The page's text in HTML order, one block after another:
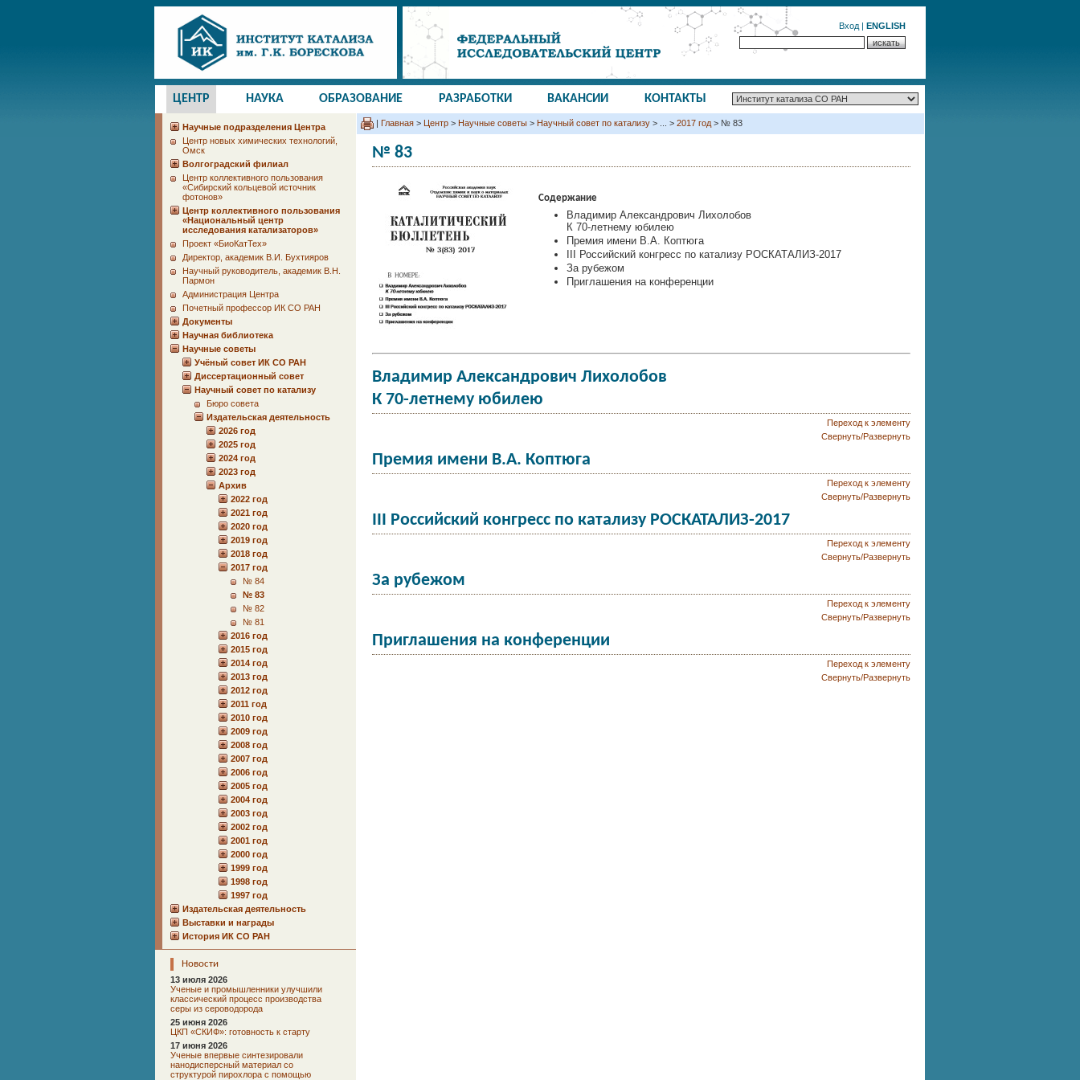
Вход | ENGLISH
ЦЕНТР НАУКА ОБРАЗОВАНИЕ РАЗРАБОТКИ ВАКАНСИИ КОНТАКТЫ
Научные подразделения Центра
Центр новых химических технологий,
Омск
Волгоградский филиал
Центр коллективного пользования
«Сибирский кольцевой источник
фотонов»
Центр коллективного пользования
«Национальный центр
исследования катализаторов»
Проект «БиоКатТех»
Директор, академик В.И. Бухтияров
Научный руководитель, академик В.Н.
Пармон
Администрация Центра
Почетный профессор ИК СО РАН
Документы
Научная библиотека
Научные советы
Учёный совет ИК СО РАН
Диссертационный совет
Научный совет по катализу
Бюро совета
Издательская деятельность
2026 год
2025 год
2024 год
2023 год
Архив
2022 год
2021 год
2020 год
2019 год
2018 год
2017 год
№ 84
№ 83
№ 82
№ 81
2016 год
2015 год
2014 год
2013 год
2012 год
2011 год
2010 год
2009 год
2008 год
2007 год
2006 год
2005 год
2004 год
2003 год
2002 год
2001 год
2000 год
1999 год
1998 год
1997 год
Издательская деятельность
Выставки и награды
История ИК СО РАН
Новости
13 июля 2026
Ученые и промышленники улучшили
классический процесс производства
серы из сероводорода
25 июня 2026
ЦКП «СКИФ»: готовность к старту
17 июня 2026
Ученые впервые синтезировали
нанодисперсный материал со
структурой пирохлора с помощью
| Главная > Центр > Научные советы > Научный совет по катализу > ... > 2017 год > № 83
№ 83
Содержание
Владимир Александрович Лихолобов
К 70-летнему юбилею
Премия имени В.А. Коптюга
III Российский конгресс по катализу РОСКАТАЛИЗ-2017
За рубежом
Приглашения на конференции
Владимир Александрович Лихолобов
К 70-летнему юбилею
Переход к элементу
Свернуть/Развернуть
Премия имени В.А. Коптюга
Переход к элементу
Свернуть/Развернуть
III Российский конгресс по катализу РОСКАТАЛИЗ-2017
Переход к элементу
Свернуть/Развернуть
За рубежом
Переход к элементу
Свернуть/Развернуть
Приглашения на конференции
Переход к элементу
Свернуть/Развернуть